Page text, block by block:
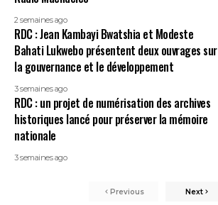
2 semaines ago
RDC : Jean Kambayi Bwatshia et Modeste
Bahati Lukwebo présentent deux ouvrages sur
la gouvernance et le développement
3 semaines ago
RDC : un projet de numérisation des archives
historiques lancé pour préserver la mémoire
nationale
3 semaines ago
Previous Next